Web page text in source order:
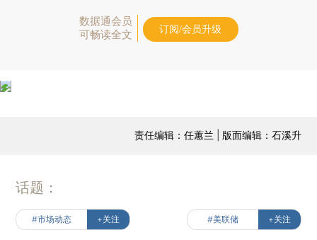
数据通会员
可畅读全文
订阅/会员升级
责任编辑：任蕙兰 | 版面编辑：石溪升
话题：
#市场动态 +关注 #美联储 +关注